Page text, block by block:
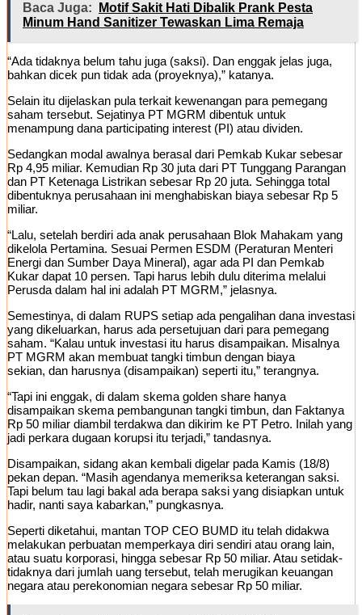
Baca Juga:
Motif Sakit Hati Dibalik Prank Pesta
Minum Hand Sanitizer Tewaskan Lima Remaja
“Ada tidaknya belum tahu juga (saksi). Dan enggak jelas juga,
bahkan dicek pun tidak ada (proyeknya),” katanya.
Selain itu dijelaskan pula terkait kewenangan para pemegang
saham tersebut. Sejatinya PT MGRM dibentuk untuk
menampung dana participating interest (PI) atau dividen.
Sedangkan modal awalnya berasal dari Pemkab Kukar sebesar
Rp 4,95 miliar. Kemudian Rp 30 juta dari PT Tunggang Parangan
dan PT Ketenaga Listrikan sebesar Rp 20 juta. Sehingga total
dibentuknya perusahaan ini menghabiskan biaya sebesar Rp 5
miliar.
“Lalu, setelah berdiri ada anak perusahaan Blok Mahakam yang
dikelola Pertamina. Sesuai Permen ESDM (Peraturan Menteri
Energi dan Sumber Daya Mineral), agar ada PI dan Pemkab
Kukar dapat 10 persen. Tapi harus lebih dulu diterima melalui
Perusda dalam hal ini adalah PT MGRM,” jelasnya.
Semestinya, di dalam RUPS setiap ada pengalihan dana investasi
yang dikeluarkan, harus ada persetujuan dari para pemegang
saham. “Kalau untuk investasi itu harus disampaikan. Misalnya
PT MGRM akan membuat tangki timbun dengan biaya
sekian, dan harusnya (disampaikan) seperti itu,” terangnya.
“Tapi ini enggak, di dalam skema golden share hanya
disampaikan skema pembangunan tangki timbun, dan Faktanya
Rp 50 miliar diambil terdakwa dan dikirim ke PT Petro. Inilah yang
jadi perkara dugaan korupsi itu terjadi,” tandasnya.
Disampaikan, sidang akan kembali digelar pada Kamis (18/8)
pekan depan. “Masih agendanya memeriksa keterangan saksi.
Tapi belum tau lagi bakal ada berapa saksi yang disiapkan untuk
hadir, nanti saya kabarkan,” pungkasnya.
Seperti diketahui, mantan TOP CEO BUMD itu telah didakwa
melakukan perbuatan memperkaya diri sendiri atau orang lain,
atau suatu korporasi, hingga sebesar Rp 50 miliar. Atau setidak-
tidaknya dari jumlah uang tersebut, telah merugikan keuangan
negara atau perekonomian negara sebesar Rp 50 miliar.